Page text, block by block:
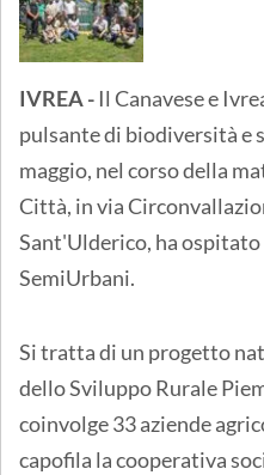
IVREA - Il Canavese e
pulsante di biodiversità e
maggio, nel corso della
Città, in via
Sant'Ulderico, ha
SemiUrbani.
Si tratta di un progetto
dello Sviluppo Rurale
coinvolge 33 aziende
capofila la cooperativa